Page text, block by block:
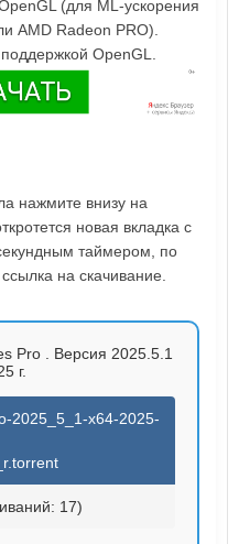
(для ML-ускорения
AMD Radeon PRO).
OpenGL.
нажмите внизу на
новая вкладка с
таймером, по
на скачивание.
Pro . Версия 2025.5.1
г.
2025_5_1-x64-2025-
17)